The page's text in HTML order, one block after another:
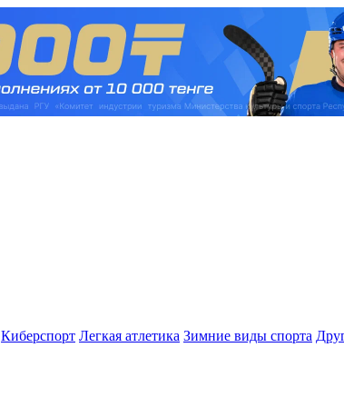
Киберспорт Легкая атлетика Зимние виды спорта